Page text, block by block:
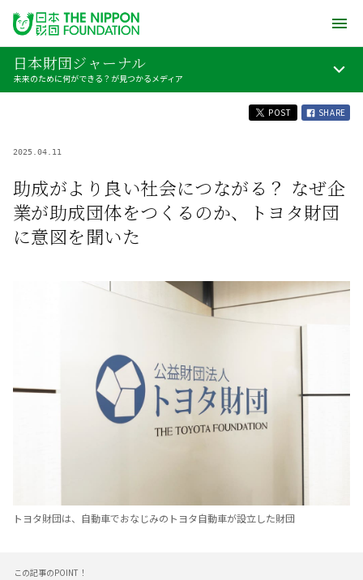
日本財団ジャーナル
未来のために何ができる？が見つかるメディア
POST SHARE
2025.04.11
助成がより良い社会につながる？ なぜ企
業が助成団体をつくるのか、トヨタ財団
に意図を聞いた
トヨタ財団は、自動車でおなじみのトヨタ自動車が設立した財団
この記事のPOINT！